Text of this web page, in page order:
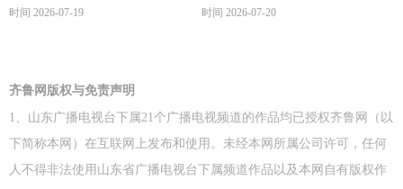
时间 2026-07-19
时间 2026-07-20
齐鲁网版权与免责声明
1、山东广播电视台下属21个广播电视频道的作品均已授权齐鲁网（以
下简称本网）在互联网上发布和使用。未经本网所属公司许可，任何
人不得非法使用山东省广播电视台下属频道作品以及本网自有版权作